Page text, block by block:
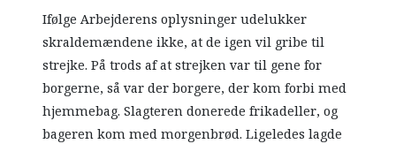
Ifølge Arbejderens oplysninger udelukker
skraldemændene ikke, at de igen vil gribe til
strejke. På trods af at strejken var til gene for
borgerne, så var der borgere, der kom forbi med
hjemmebag. Slagteren donerede frikadeller, og
bageren kom med morgenbrød. Ligeledes lagde